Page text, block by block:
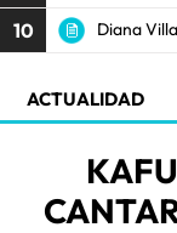
10 Diana
ACTUALIDAD